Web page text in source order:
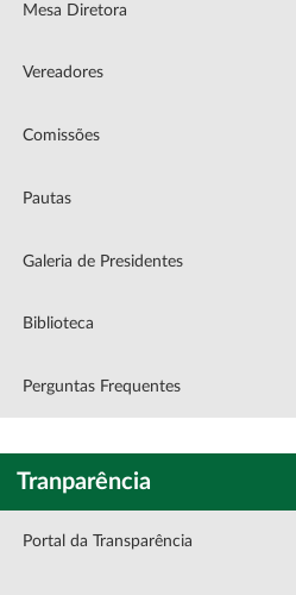
Mesa Diretora
Vereadores
Comissões
Pautas
Galeria de Presidentes
Biblioteca
Perguntas Frequentes
Tranparência
Portal da Transparência